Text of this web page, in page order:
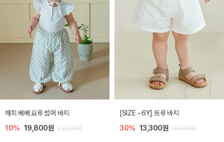
해피 베베 요루 썸머 바지
10% 19,800원 22,000원
[SIZE ~6Y] 트루 바지
30% 13,300원 19,000원